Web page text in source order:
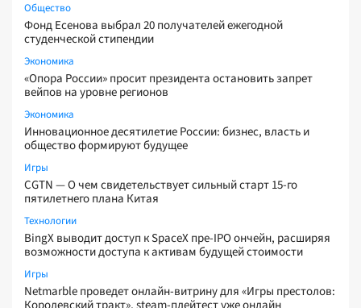
Общество
Фонд Есенова выбрал 20 получателей ежегодной
студенческой стипендии
Экономика
«Опора России» просит президента остановить запрет
вейпов на уровне регионов
Экономика
Инновационное десятилетие России: бизнес, власть и
общество формируют будущее
Игры
CGTN — О чем свидетельствует сильный старт 15-го
пятилетнего плана Китая
Технологии
BingX выводит доступ к SpaceX пре-IPO ончейн, расширяя
возможности доступа к активам будущей стоимости
Игры
Netmarble проведет онлайн-витрину для «Игры престолов: